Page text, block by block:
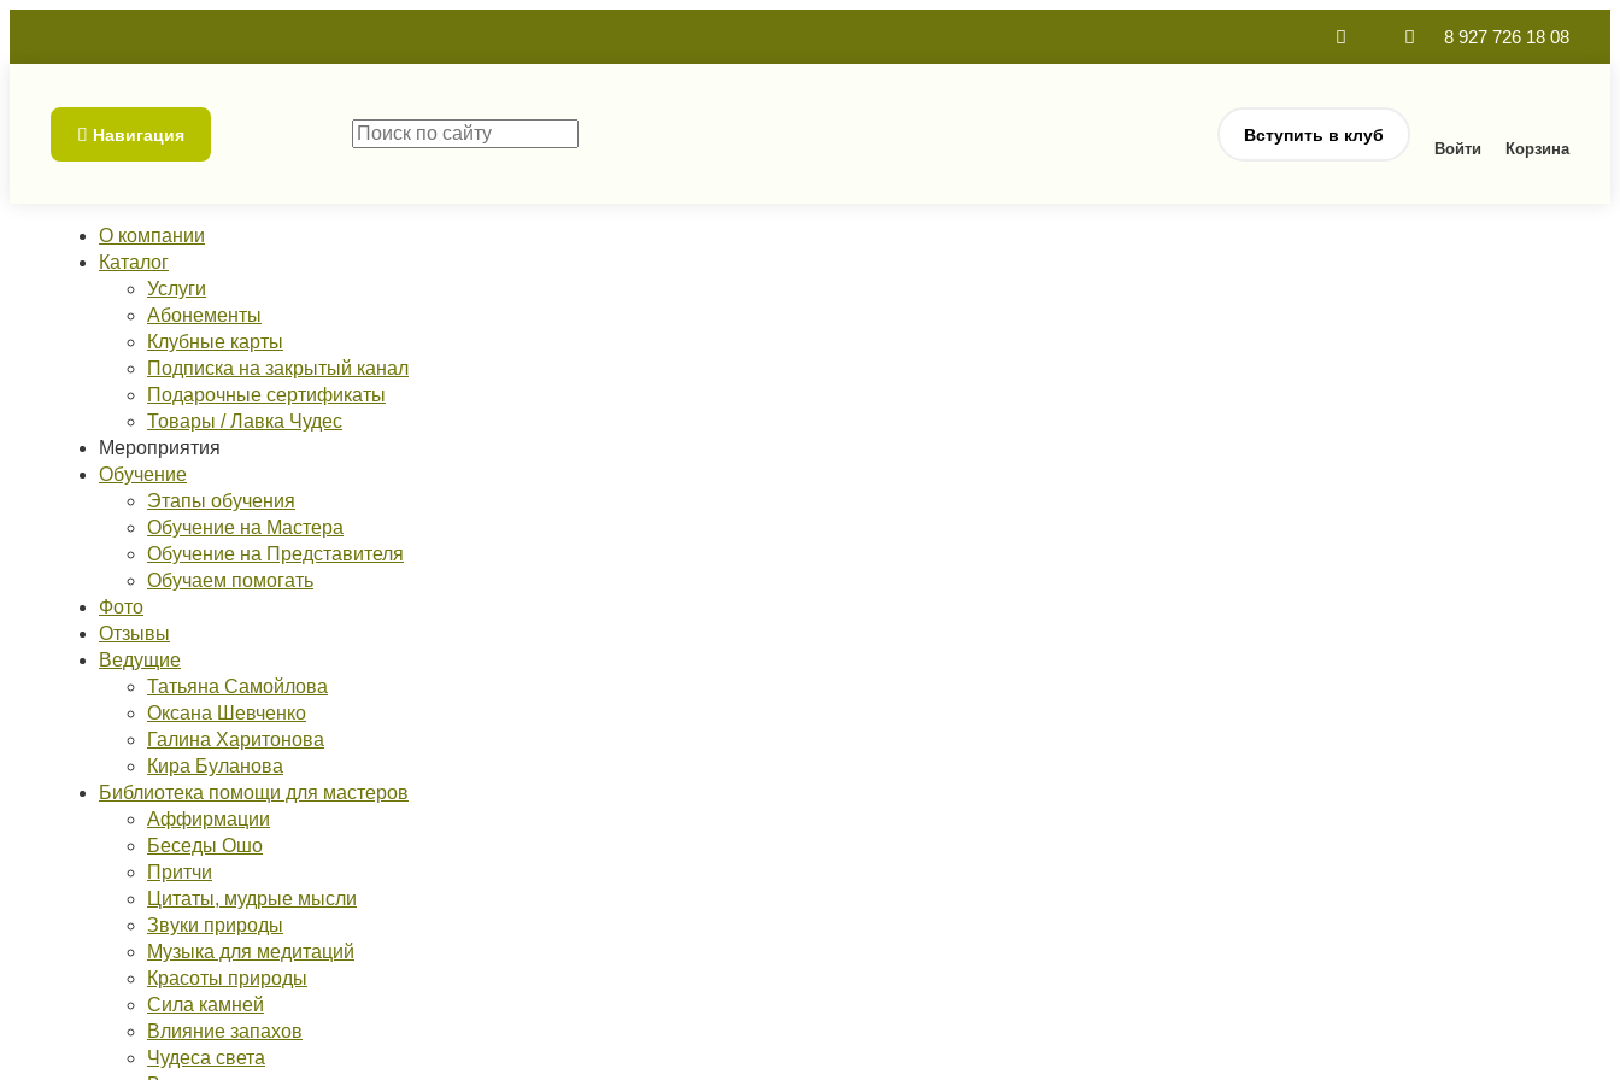
8 927 726 18 08
Навигация Вступить в клуб
Войти Корзина
О компании
Каталог
Услуги
Абонементы
Клубные карты
Подписка на закрытый канал
Подарочные сертификаты
Товары / Лавка Чудес
Мероприятия
Обучение
Этапы обучения
Обучение на Мастера
Обучение на Представителя
Обучаем помогать
Фото
Отзывы
Ведущие
Татьяна Самойлова
Оксана Шевченко
Галина Харитонова
Кира Буланова
Библиотека помощи для мастеров
Аффирмации
Беседы Ошо
Притчи
Цитаты, мудрые мысли
Звуки природы
Музыка для медитаций
Красоты природы
Сила камней
Влияние запахов
Чудеса света